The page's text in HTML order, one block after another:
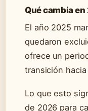
Qué cambia
El año 2025
quedaron
ofrece un
transición
Lo que esto
de 2026 para